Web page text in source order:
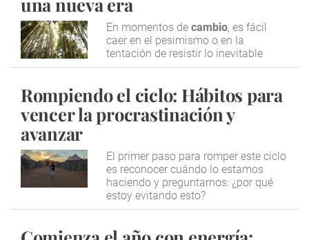
En momentos de cambio, es fácil
caer en el pesimismo o en la
tentación de resistir lo inevitable
Rompiendo el ciclo: Hábitos para
vencer la procrastinación y
avanzar
El primer paso para romper este ciclo
es reconocer cuándo lo estamos
haciendo y preguntarnos: ¿por qué
estoy evitando esto?